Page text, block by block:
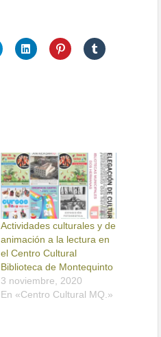
Actividades culturales y de
animación a la lectura en
el Centro Cultural
Biblioteca de Montequinto
3 noviembre, 2020
En «Centro Cultural MQ.»